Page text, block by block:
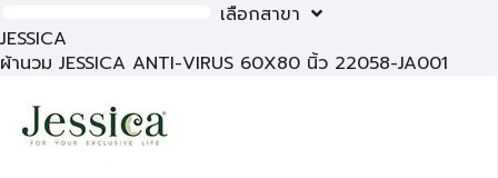
เลือกสาขา
JESSICA
ผ้านวม JESSICA ANTI-VIRUS 60X80 นิ้ว 22058-JA001